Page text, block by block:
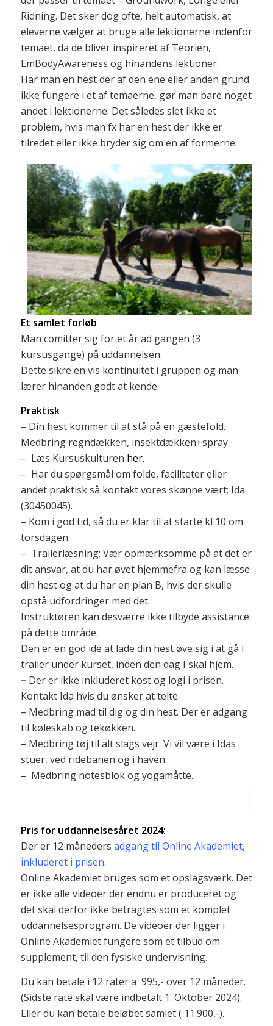
Ridning. Det sker dog ofte, helt automatisk, at
eleverne vælger at bruge alle lektionerne indenfor
temaet, da de bliver inspireret af Teorien,
EmBodyAwareness og hinandens lektioner.
Har man en hest der af den ene eller anden grund
ikke fungere i et af temaerne, gør man bare noget
andet i lektionerne. Det således slet ikke et
problem, hvis man fx har en hest der ikke er
tilredet eller ikke bryder sig om en af formerne.
Et samlet forløb
Man comitter sig for et år ad gangen (3
kursusgange) på uddannelsen.
Dette sikre en vis kontinuitet i gruppen og man
lærer hinanden godt at kende.
Praktisk
– Din hest kommer til at stå på en gæstefold.
Medbring regndækken, insektdækken+spray.
– Læs Kursuskulturen her.
– Har du spørgsmål om folde, faciliteter eller
andet praktisk så kontakt vores skønne vært; Ida
(30450045).
– Kom i god tid, så du er klar til at starte kl 10 om
torsdagen.
– Trailerlæsning; Vær opmærksomme på at det er
dit ansvar, at du har øvet hjemmefra og kan læsse
din hest og at du har en plan B, hvis der skulle
opstå udfordringer med det.
Instruktøren kan desværre ikke tilbyde assistance
på dette område.
Den er en god ide at lade din hest øve sig i at gå i
trailer under kurset, inden den dag I skal hjem.
– Der er ikke inkluderet kost og logi i prisen.
Kontakt Ida hvis du ønsker at telte.
– Medbring mad til dig og din hest. Der er adgang
til køleskab og tekøkken.
– Medbring tøj til alt slags vejr. Vi vil være i Idas
stuer, ved ridebanen og i haven.
– Medbring notesblok og yogamåtte.
Pris for uddannelsesåret 2024:
Der er 12 måneders adgang til Online Akademiet,
inkluderet i prisen.
Online Akademiet bruges som et opslagsværk. Det
er ikke alle videoer der endnu er produceret og
det skal derfor ikke betragtes som et komplet
uddannelsesprogram. De videoer der ligger i
Online Akademiet fungere som et tilbud om
supplement, til den fysiske undervisning.
Du kan betale i 12 rater a 995,- over 12 måneder.
(Sidste rate skal være indbetalt 1. Oktober 2024).
Eller du kan betale beløbet samlet ( 11.900,-).